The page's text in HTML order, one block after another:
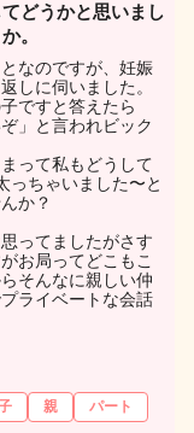
どうかと思いまし
。
なのですが、妊娠
しに伺いました。
ですと答えたら
」と言われビック
って私もどうして
っちゃいました〜と
か？
ってましたがさす
お局ってどこもこ
そんなに親しい仲
ライベートな会話
親
パート